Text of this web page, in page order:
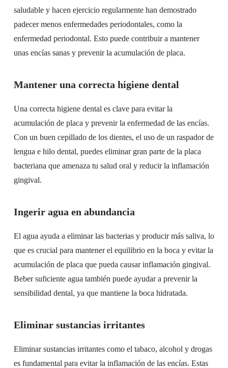
saludable y hacen ejercicio regularmente han demostrado
padecer menos enfermedades periodontales, como la
enfermedad periodontal. Esto puede contribuir a mantener
unas encías sanas y prevenir la acumulación de placa.
Mantener una correcta higiene dental
Una correcta higiene dental es clave para evitar la
acumulación de placa y prevenir la enfermedad de las encías.
Con un buen cepillado de los dientes, el uso de un raspador de
lengua e hilo dental, puedes eliminar gran parte de la placa
bacteriana que amenaza tu salud oral y reducir la inflamación
gingival.
Ingerir agua en abundancia
El agua ayuda a eliminar las bacterias y producir más saliva, lo
que es crucial para mantener el equilibrio en la boca y evitar la
acumulación de placa que pueda causar inflamación gingival.
Beber suficiente agua también puede ayudar a prevenir la
sensibilidad dental, ya que mantiene la boca hidratada.
Eliminar sustancias irritantes
Eliminar sustancias irritantes como el tabaco, alcohol y drogas
es fundamental para evitar la inflamación de las encías. Estas